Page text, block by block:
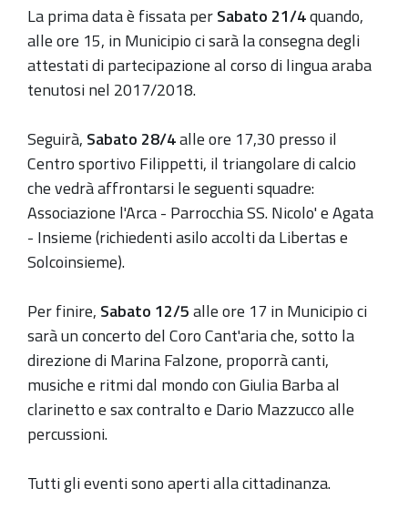
La prima data è fissata perSabato 21/4quando,
alle ore 15, in Municipio ci sarà la consegna degli
attestati di partecipazione al corso di lingua araba
tenutosi nel 2017/2018.
Seguirà, Sabato 28/4alle ore 17,30 presso il
Centro sportivo Filippetti, il triangolare di calcio
che vedrà affrontarsi le seguenti squadre:
Associazione l'Arca - Parrocchia SS. Nicolo' e Agata
- Insieme (richiedenti asilo accolti da Libertas e
Solcoinsieme).
Per finire, Sabato 12/5alle ore 17 in Municipio ci
sarà un concerto del Coro Cant'aria che, sotto la
direzione di Marina Falzone, proporrà canti,
musiche e ritmi dal mondo con Giulia Barba al
clarinetto e sax contralto e Dario Mazzucco alle
percussioni.
Tutti gli eventi sono aperti alla cittadinanza.